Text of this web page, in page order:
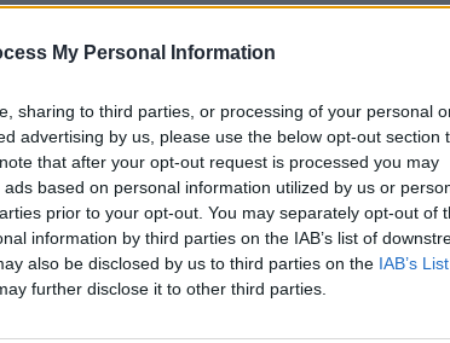
My Personal Information
sharing to third parties, or processing of your personal
advertising by us, please use the below opt-out section
that after your opt-out request is processed you may
based on personal information utilized by us or
prior to your opt-out. You may separately opt-out of
information by third parties on the IAB’s list of
also be disclosed by us to third parties on the IAB’s
further disclose it to other third parties.
προσφέρει μια
έναντι του SARS-COV-2
χωρίς συμπτώματα), είτε
προσδιορισμό αντισωμάτων.